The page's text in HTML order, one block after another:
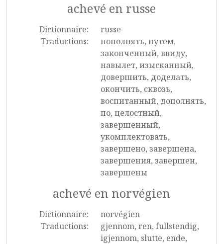
achevé en russe
Dictionnaire:
russe
Traductions:
пополнять, путем,
законченный, ввиду,
навылет, изысканный,
довершить, доделать,
окончить, сквозь,
воспитанный, дополнять,
по, целостный,
завершенный,
укомплектовать,
завершено, завершена,
завершения, завершен,
завершены
achevé en norvégien
Dictionnaire:
norvégien
Traductions:
gjennom, ren, fullstendig,
igjennom, slutte, ende,